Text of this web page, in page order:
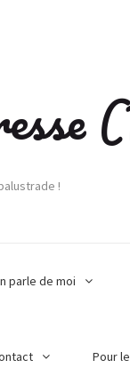
!
parle de moi
Pour